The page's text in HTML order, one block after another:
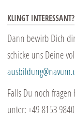
KLINGT INTERESSANT?
Dann bewirb Dich
schicke uns Deine
Falls Du noch
unter: +49 8153